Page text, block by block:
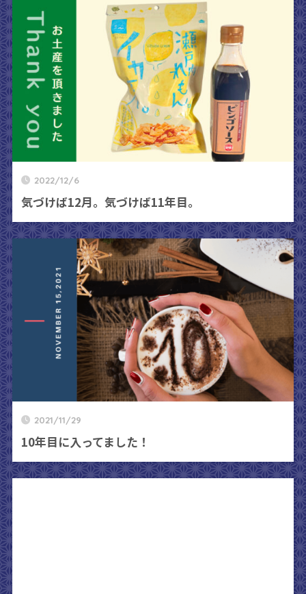
2022/12/6
気づけば12月。気づけば11年目。
2021/11/29
10年目に入ってました！